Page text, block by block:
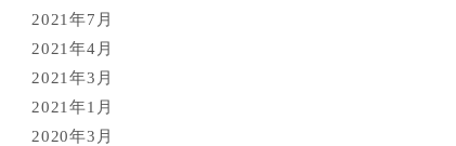
2021年7月
2021年4月
2021年3月
2021年1月
2020年3月